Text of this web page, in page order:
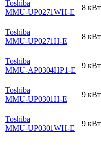
Toshiba
MMU-UP0271WH-E
8 кВт
Toshiba
MMU-UP0271H-E
8 кВт
Toshiba
MMU-AP0304HP1-E
9 кВт
Toshiba
MMU-UP0301H-E
9 кВт
Toshiba
MMU-UP0301WH-E
9 кВт